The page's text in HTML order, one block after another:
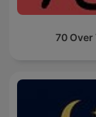
70 Over